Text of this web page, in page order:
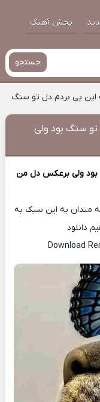
پخش آهنگ
جستجو
این پی بردم دل تو سنگ
تو سنگ بود ولی
بود ولی برعکس دل من
مندان به این سبک به
دانلود